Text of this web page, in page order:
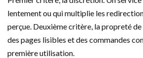
lentement ou qui multiplie les
perçue. Deuxième critère, la propreté de
des pages lisibles et des commandes
première utilisation.